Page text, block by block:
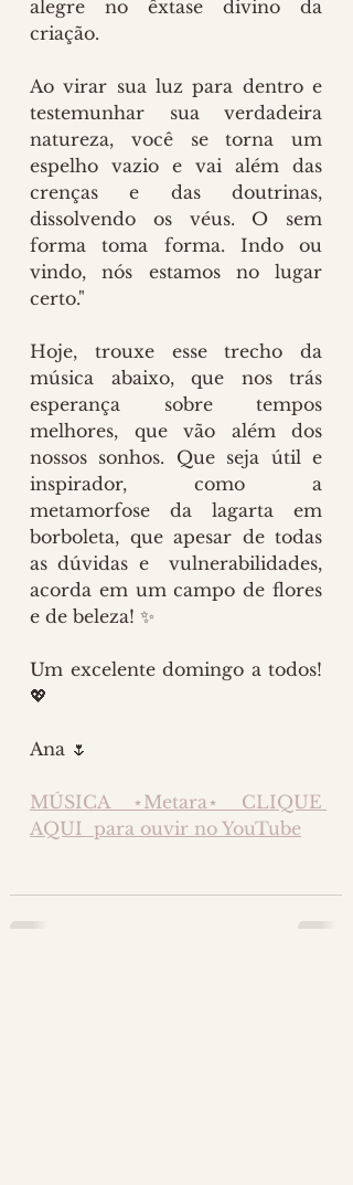
alegre no êxtase divino da
criação.
Ao virar sua luz para dentro e
testemunhar sua verdadeira
natureza, você se torna um
espelho vazio e vai além das
crenças e das doutrinas,
dissolvendo os véus. O sem
forma toma forma. Indo ou
vindo, nós estamos no lugar
certo."
Hoje, trouxe esse trecho da
música abaixo, que nos trás
esperança sobre tempos
melhores, que vão além dos
nossos sonhos. Que seja útil e
inspirador, como a
metamorfose da lagarta em
borboleta, que apesar de todas
as dúvidas e  vulnerabilidades,
acorda em um campo de flores
e de beleza! ✨
Um excelente domingo a todos!
💖
Ana 🌷
MÚSICA ⋆Metara⋆ CLIQUE
AQUI  para ouvir no YouTube